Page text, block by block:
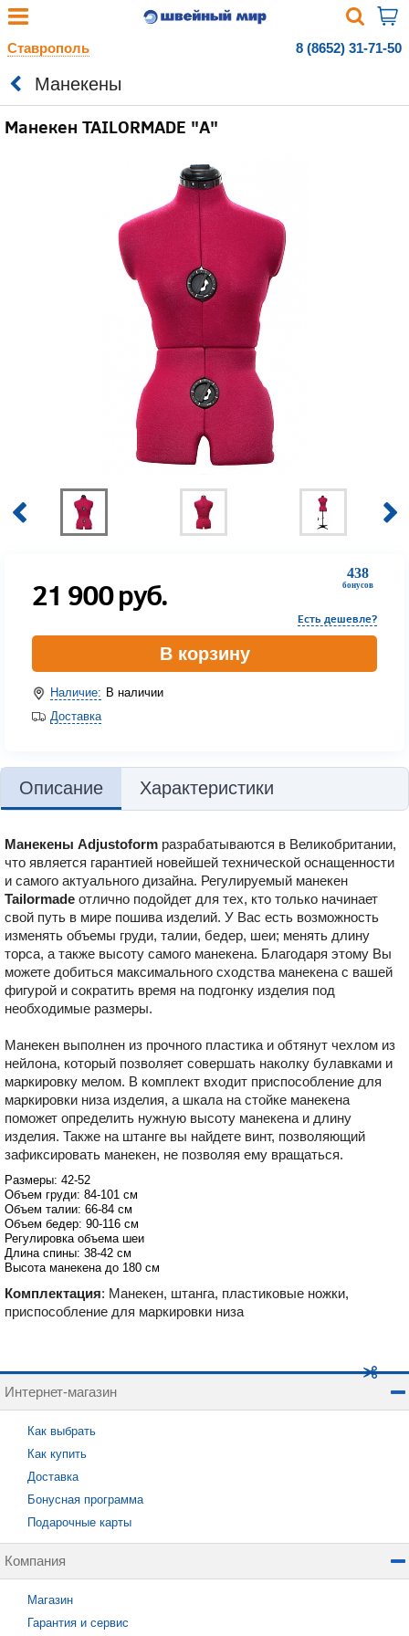
Ставрополь 8 (8652) 31-71-50
Манекены
Манекен TAILORMADE "А"
438
бонусов
21 900руб.
Есть дешевле?
В корзину
Наличие: В наличии
Доставка
Описание Характеристики
Манекены Adjustoform разрабатываются в Великобритании,
что является гарантией новейшей технической оснащенности
и самого актуального дизайна. Регулируемый манекен
Tailormade отлично подойдет для тех, кто только начинает
свой путь в мире пошива изделий. У Вас есть возможность
изменять объемы груди, талии, бедер, шеи; менять длину
торса, а также высоту самого манекена. Благодаря этому Вы
можете добиться максимального сходства манекена с вашей
фигурой и сократить время на подгонку изделия под
необходимые размеры.
Манекен выполнен из прочного пластика и обтянут чехлом из
нейлона, который позволяет совершать наколку булавками и
маркировку мелом. В комплект входит приспособление для
маркировки низа изделия, а шкала на стойке манекена
поможет определить нужную высоту манекена и длину
изделия. Также на штанге вы найдете винт, позволяющий
зафиксировать манекен, не позволяя ему вращаться.
Размеры: 42-52
Объем груди: 84-101 см
Объем талии: 66-84 см
Объем бедер: 90-116 см
Регулировка объема шеи
Длина спины: 38-42 см
Высота манекена до 180 см
Комплектация: Манекен, штанга, пластиковые ножки,
приспособление для маркировки низа
Интернет-магазин
Как выбрать
Как купить
Доставка
Бонусная программа
Подарочные карты
Компания
Магазин
Гарантия и сервис